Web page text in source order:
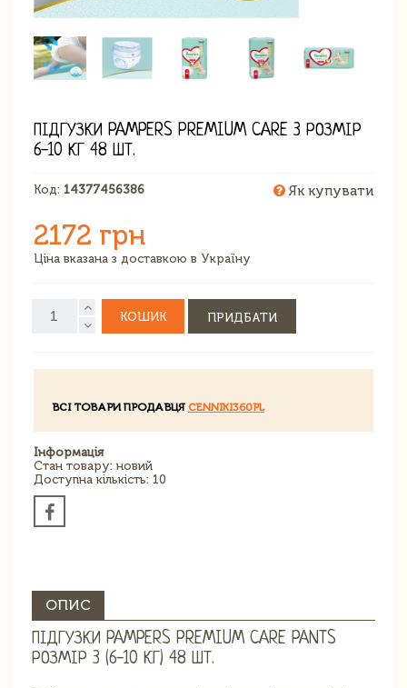
ПІДГУЗКИ PAMPERS PREMIUM CARE 3 РОЗМІР
6-10 КГ 48 ШТ.
Код: 14377456386 Як купувати
2172 грн
Ціна вказана з доставкою в Україну
КОШИК ПРИДБАТИ
ВСІ ТОВАРИ ПРОДАВЦЯ CENNIKI360PL
Інформація
Стан товару: новий
Доступна кількість: 10
ОПИС
ПІДГУЗКИ PAMPERS PREMIUM CARE PANTS
РОЗМІР 3 (6-10 КГ) 48 ШТ.